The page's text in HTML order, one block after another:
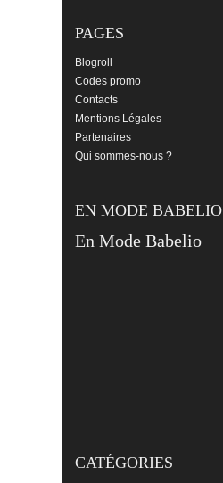
PAGES
Blogroll
Codes promo
Contacts
Mentions Légales
Partenaires
Qui sommes-nous ?
EN MODE BABELIO
En Mode Babelio
CATÉGORIES